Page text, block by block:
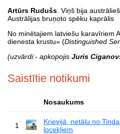
Artūrs Rudušs . Viņš bija
Austrālijas bruņoto spēku kaprālis
No minētajiem latviešu karavīriem
dienesta krustu» (Distinguished
(uzvārdi:- apkopojis Juris
Saistītie notikumi
Nosaukums
1
Krievijā, netālu no
locekļiem